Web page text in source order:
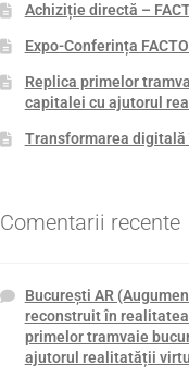
Achiziție directă –
Expo-Conferința
Replica primelor
capitalei cu ajutorul
Transformarea
Comentarii recente
Bucureşti AR
reconstruit în
primelor tramvaie
ajutorul realitatății